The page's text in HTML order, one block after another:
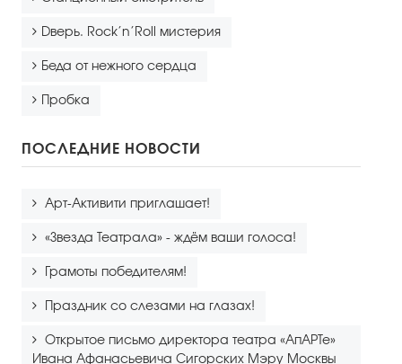
Dверь. Rock’n’Roll мистерия
Беда от нежного сердца
Пробка
ПОСЛЕДНИЕ НОВОСТИ
Арт-Активити приглашает!
«Звезда Театрала» - ждём ваши голоса!
Грамоты победителям!
Праздник со слезами на глазах!
Открытое письмо директора театра «АпАРТе»
Ивана Афанасьевича Сигорских Мэру Москвы